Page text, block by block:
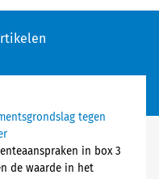
tegen
in box 3
de waarde in het